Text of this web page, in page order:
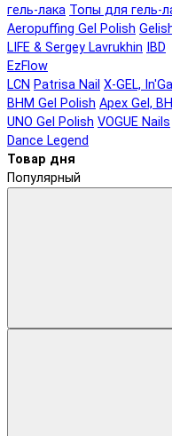
гель-лака Топы для гель-
Aeropuffing Gel Polish
LIFE & Sergey Lavrukhin
IBD
EzFlow
LCN Patrisa Nail X-GEL,
BHM Gel Polish Apex Gel,
UNO Gel Polish VOGUE Nails
Dance Legend
Товар дня
Популярный